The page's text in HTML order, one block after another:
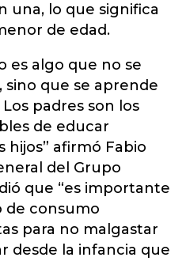
una, lo que significa
de edad.
es algo que no se
sino que se aprende
padres son los
de educar
afirmó Fabio
del Grupo
que “es importante
de consumo
para no malgastar
desde la infancia que